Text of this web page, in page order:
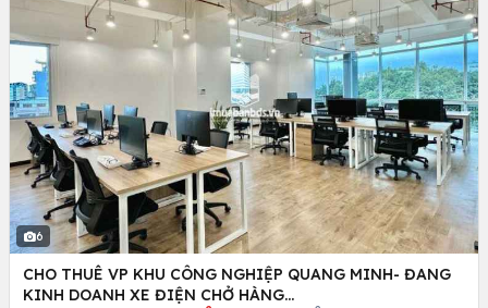
6
CHO THUÊ VP KHU CÔNG NGHIỆP QUANG MINH- ĐANG
KINH DOANH XE ĐIỆN CHỞ HÀNG